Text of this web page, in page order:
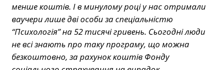
менше коштів. І в минулому році у нас отримали
ваучери лише дві особи за спеціальністю
“Психологія” на 52 тисячі гривень. Сьогодні люди
не всі знають про таку програму, що можна
безкоштовно, за рахунок коштів Фонду